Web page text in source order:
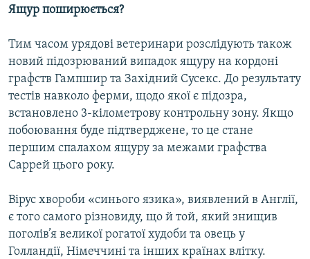
Ящур поширюється?
Тим часом урядові ветеринари розслідують також
новий підозрюваний випадок ящуру на кордоні
графств Гампшир та Західний Сусекс. До результату
тестів навколо ферми, щодо якої є підозра,
встановлено 3-кілометрову контрольну зону. Якщо
побоювання буде підтверджене, то це стане
першим спалахом ящуру за межами графства
Саррей цього року.
Вірус хвороби «синього язика», виявлений в Англії,
є того самого різновиду, що й той, який знищив
поголів’я великої рогатої худоби та овець у
Голландії, Німеччині та інших країнах влітку.